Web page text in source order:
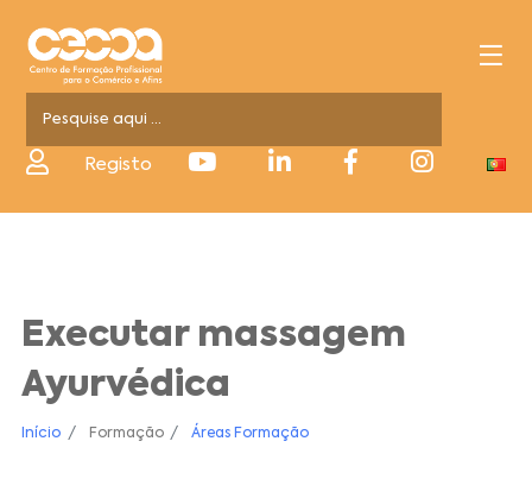
Registo
Executar massagem
Ayurvédica
Início Formação Áreas Formação